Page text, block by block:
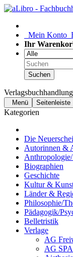
Mein Konto
Ihr
Suchen
Menü Seitenleiste
Kategorien
Die
Autorinnen &
Biographien
Geschichte
Kultur &
Länder &
Philosophie/
Pädagogik/
Belletristik
Verlage
AG
AG